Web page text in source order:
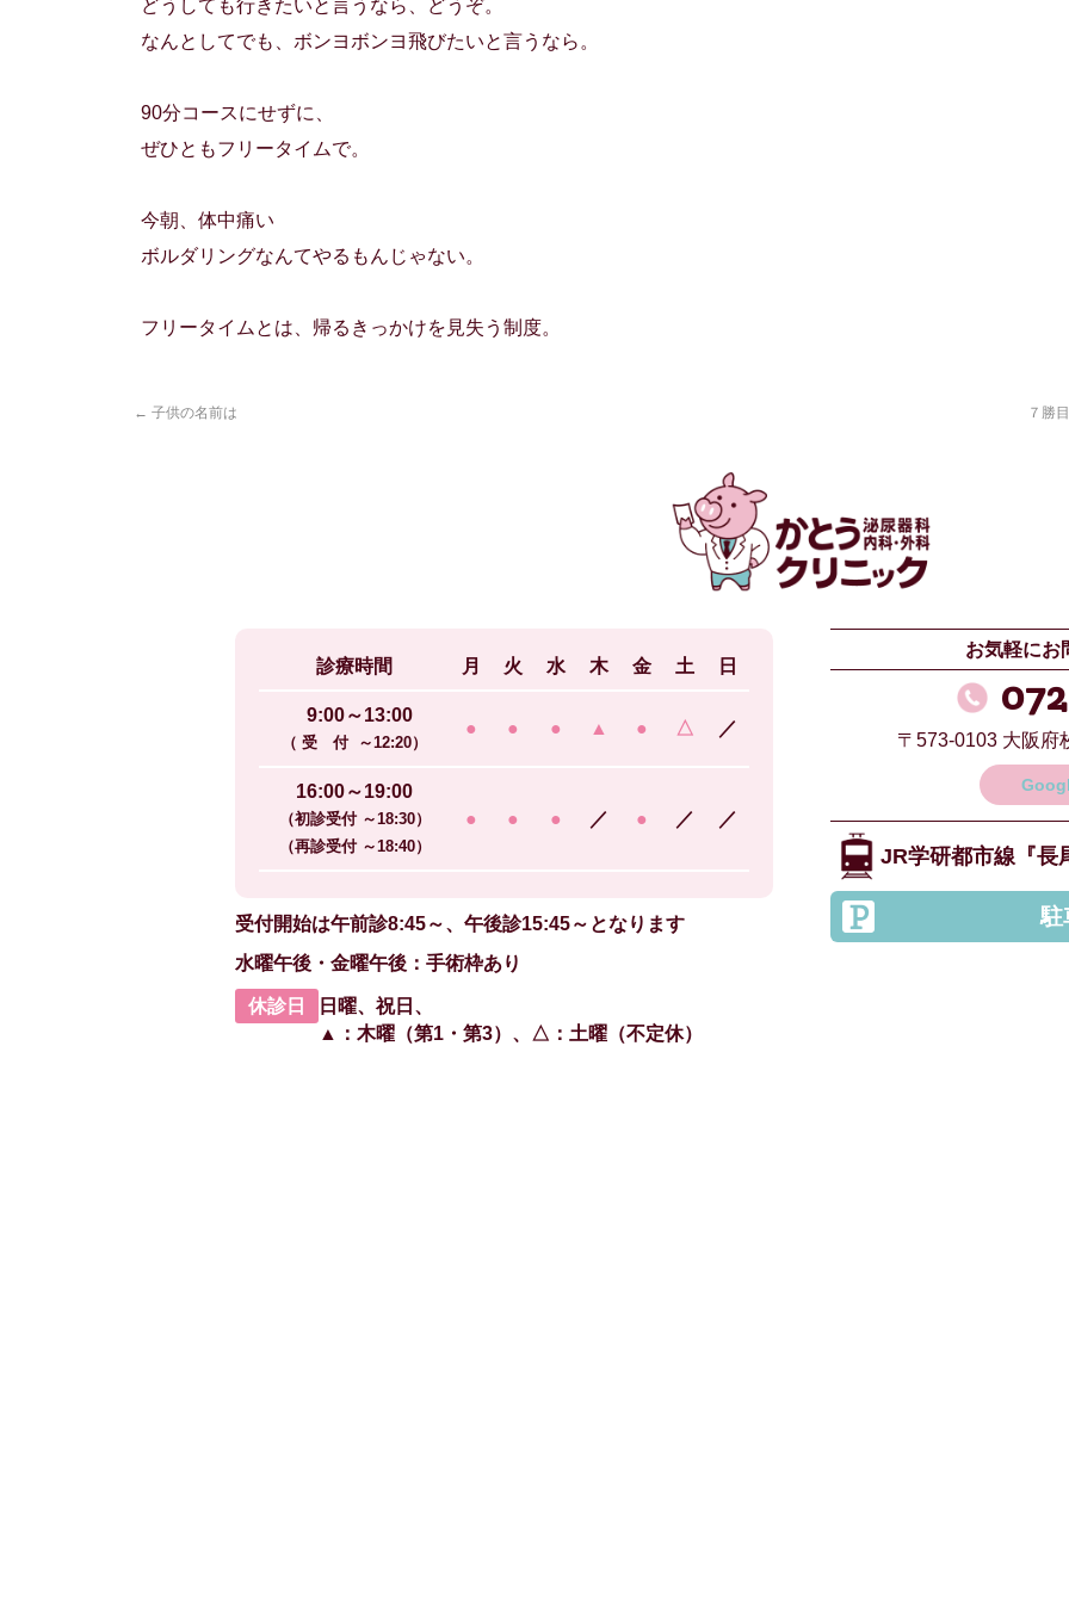
どうしても行きたいと言うなら、どうぞ。
なんとしてでも、ボンヨボンヨ飛びたいと言うなら。
90分コースにせずに、
ぜひともフリータイムで。
今朝、体中痛い
ボルダリングなんてやるもんじゃない。
フリータイムとは、帰るきっかけを見失う制度。
← 子供の名前は ７勝
診療時間 月 火 水 木 金 土 日
9:00～13:00
（ 受 付 ～12:20）
● ● ● ▲ ● △ ／
16:00～19:00
（初診受付 ～18:30）
（再診受付 ～18:40）
● ● ● ／ ● ／ ／
受付開始は午前診8:45～、午後診15:45～となります
水曜午後・金曜午後：手術枠あり
休診日
日曜、祝日、
▲：木曜（第1・第3）、
△：土曜（不定休）
お気軽にお
〒573-0103 大阪府
JR学研都市線『長
駐